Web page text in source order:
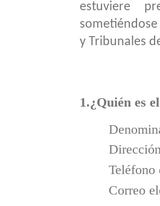
estuviere
y Tribunales
1.¿Quién es
Teléfono
Correo